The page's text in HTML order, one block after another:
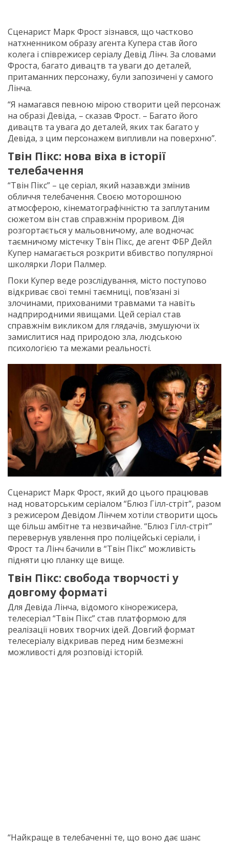
Сценарист Марк Фрост зізнався, що частково
натхненником образу агента Купера став його
колега і співрежисер серіалу Девід Лінч. За словами
Фроста, багато дивацтв та уваги до деталей,
притаманних персонажу, були запозичені у самого
Лінча.
“Я намагався певною мірою створити цей персонаж
на образі Девіда, – сказав Фрост. – Багато його
дивацтв та увага до деталей, яких так багато у
Девіда, з цим персонажем випливли на поверхню”.
Твін Пікс: нова віха в історії
телебачення
“Твін Пікс” – це серіал, який назавжди змінив
обличчя телебачення. Своєю моторошною
атмосферою, кінематографічністю та заплутаним
сюжетом він став справжнім проривом. Дія
розгортається у мальовничому, але водночас
таємничому містечку Твін Пікс, де агент ФБР Дейл
Купер намагається розкрити вбивство популярної
школярки Лори Палмер.
Поки Купер веде розслідування, місто поступово
відкриває свої темні таємниці, пов’язані зі
злочинами, прихованими травмами та навіть
надприродними явищами. Цей серіал став
справжнім викликом для глядачів, змушуючи їх
замислитися над природою зла, людською
психологією та межами реальності.
Сценарист Марк Фрост, який до цього працював
над новаторським серіалом “Блюз Гілл-стріт”, разом
з режисером Девідом Лінчем хотіли створити щось
ще більш амбітне та незвичайне. “Блюз Гілл-стріт”
перевернув уявлення про поліцейські серіали, і
Фрост та Лінч бачили в “Твін Пікс” можливість
підняти цю планку ще вище.
Твін Пікс: свобода творчості у
довгому форматі
Для Девіда Лінча, відомого кінорежисера,
телесеріал “Твін Пікс” став платформою для
реалізації нових творчих ідей. Довгий формат
телесеріалу відкривав перед ним безмежні
можливості для розповіді історій.
“Найкраще в телебаченні те, що воно дає шанс